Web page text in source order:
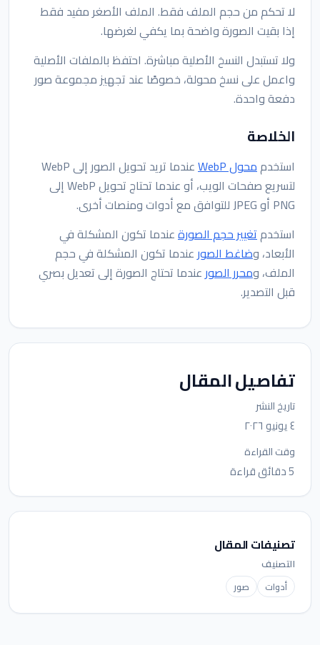
لا تحكم من حجم الملف فقط. الملف الأصغر مفيد فقط
إذا بقيت الصورة واضحة بما يكفي لغرضها.
ولا تستبدل النسخ الأصلية مباشرة. احتفظ بالملفات الأصلية
واعمل على نسخ محولة، خصوصًا عند تجهيز مجموعة صور
دفعة واحدة.
الخلاصة
استخدممحول WebP
عندما تريد تحويل الصور إلى WebP
لتسريع صفحات الويب، أو عندما تحتاج تحويل WebP إلى
PNG أو JPEG للتوافق مع أدوات ومنصات أخرى.
استخدمتغيير حجم الصورةعندما تكون المشكلة في
الأبعاد، وضاغط الصورعندما تكون المشكلة في حجم
الملف، ومحرر الصورعندما تحتاج الصورة إلى تعديل بصري
قبل التصدير.
تفاصيل المقال
تاريخ النشر
٤ يونيو ٢٠٢٦
وقت القراءة
5 دقائق قراءة
تصنيفات المقال
التصنيف
أدوات
صور